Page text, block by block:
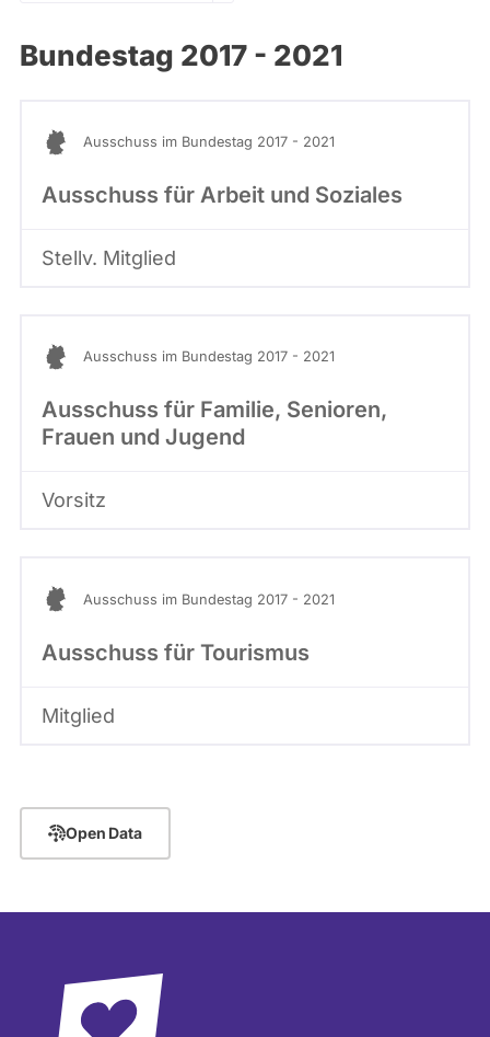
I
E
N
E
befragt
Bundestag 2017 - 2021
Ausschuss im Bundestag 2017 - 2021
Ausschuss für Arbeit und Soziales
Stellv. Mitglied
Ausschuss im Bundestag 2017 - 2021
Ausschuss für Familie, Senioren,
Frauen und Jugend
Vorsitz
Ausschuss im Bundestag 2017 - 2021
Ausschuss für Tourismus
Mitglied
Open Data